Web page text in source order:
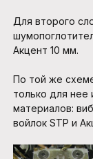
Для второго
Акцент 10 мм.
По той же
только для нее
материалов:
войлок STP и